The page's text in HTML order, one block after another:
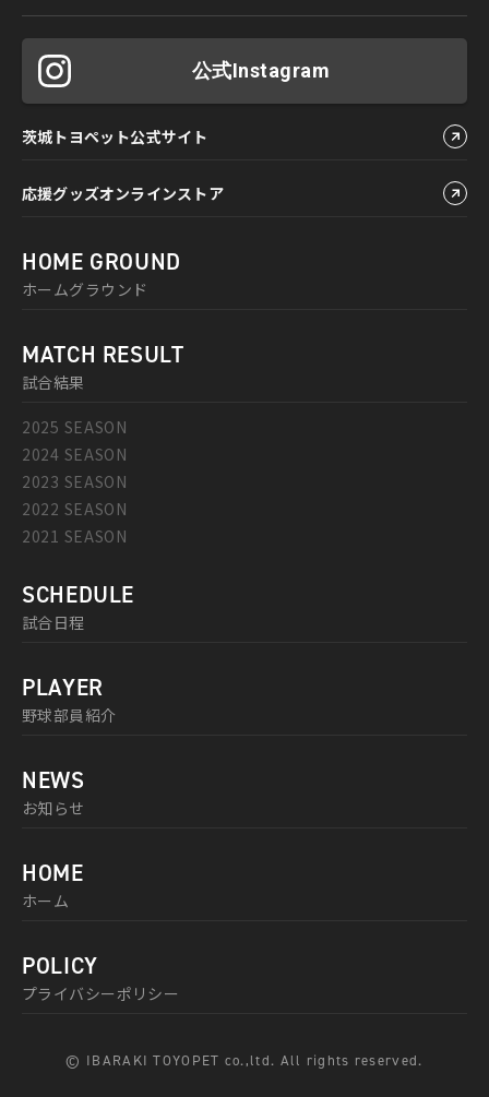
公式Instagram
茨城トヨペット公式サイト
応援グッズオンラインストア
HOME GROUND
ホームグラウンド
MATCH RESULT
試合結果
2025 SEASON
2024 SEASON
2023 SEASON
2022 SEASON
2021 SEASON
SCHEDULE
試合日程
PLAYER
野球部員紹介
NEWS
お知らせ
HOME
ホーム
POLICY
プライバシーポリシー
© IBARAKI TOYOPET co.,ltd. All rights reserved.